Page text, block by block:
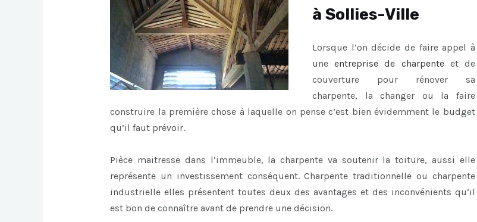
à Sollies-Ville
Lorsque l’on décide de faire appel à
uneentreprise de charpenteet de
couverture pour rénover sa
charpente, la changer ou la faire
construire la première chose à laquelle on pense c’est bien évidemment le budget
qu’il faut prévoir.
Pièce maitresse dans l’immeuble, la charpente va soutenir la toiture, aussi elle
représente un investissement conséquent. Charpente traditionnelle ou charpente
industrielle elles présentent toutes deux des avantages et des inconvénients qu’il
est bon de connaître avant de prendre une décision.